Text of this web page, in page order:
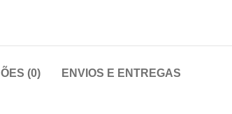
(0) ENVIOS E ENTREGAS